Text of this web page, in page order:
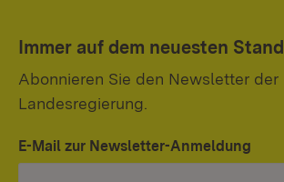
Immer auf dem neuesten Stand
Abonnieren Sie den Newsletter der
Landesregierung.
E-Mail zur Newsletter-Anmeldung